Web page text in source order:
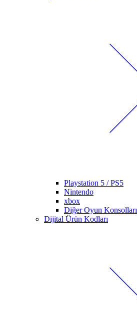
Playstation 5 / PS5
Nintendo
xbox
Diğer Oyun Konsolları
Dijital Ürün Kodları